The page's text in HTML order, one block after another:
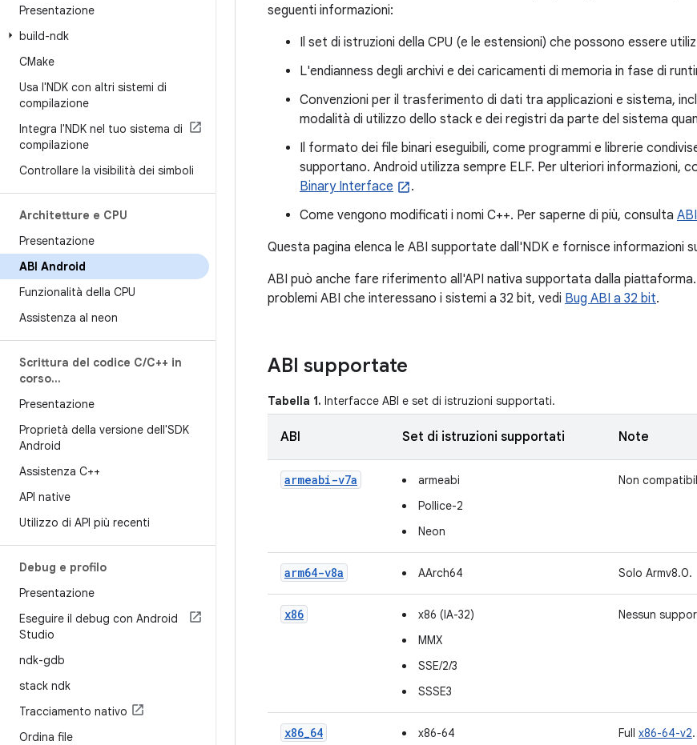
Presentazione
build-ndk
CMake
Usa l'NDK con altri sistemi di
compilazione
Integra l'NDK nel tuo sistema di
compilazione
Controllare la visibilità dei simboli
Architetture e CPU
Presentazione
ABI Android
Funzionalità della CPU
Assistenza al neon
Scrittura del codice C/C++ in
corso...
Presentazione
Proprietà della versione dell'SDK
Android
Assistenza C++
API native
Utilizzo di API più recenti
Debug e profilo
Presentazione
Eseguire il debug con Android
Studio
ndk-gdb
stack ndk
Tracciamento nativo
Ordina file
seguenti informazioni:
Il set di istruzioni della CPU (e le estensioni) che possono essere
L'endianness degli archivi e dei caricamenti di memoria in fase di
Convenzioni per il trasferimento di dati tra applicazioni e sistema,
modalità di utilizzo dello stack e dei registri da parte del sistema
Il formato dei file binari eseguibili, come programmi e librerie
supportano. Android utilizza sempre ELF. Per ulteriori informazioni,
Binary Interface
.
Come vengono modificati i nomi C++. Per saperne di più, consulta
Questa pagina elenca le ABI supportate dall'NDK e fornisce informazioni
ABI può anche fare riferimento all'API nativa supportata dalla
problemi ABI che interessano i sistemi a 32 bit, vedi Bug ABI a 32 bit.
ABI supportate
Tabella 1. Interfacce ABI e set di istruzioni supportati.
ABI Set di istruzioni supportati Note
armeabi-v7a
armeabi
Pollice-2
Neon
Non
arm64-v8a AArch64 Solo Armv8.0.
x86
x86 (IA-32)
MMX
SSE/2/3
SSSE3
Nessun
x86_64
x86-64
Full x86-64-v2.